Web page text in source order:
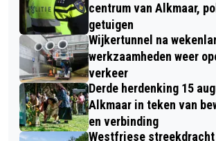
centrum van Alkmaar,
getuigen
Wijkertunnel na
werkzaamheden weer
verkeer
Derde herdenking 15
Alkmaar in teken van
en verbinding
Westfriese